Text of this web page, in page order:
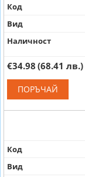
Код
Вид
Наличност
€34.98 (68.41 лв.)
ПОРЪЧАЙ
Код
Вид